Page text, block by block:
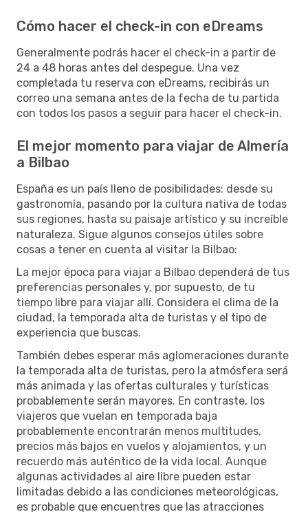
Cómo hacer el check-in con eDreams
Generalmente podrás hacer el check-in a partir de
24 a 48 horas antes del despegue. Una vez
completada tu reserva con eDreams, recibirás un
correo una semana antes de la fecha de tu partida
con todos los pasos a seguir para hacer el check-in.
El mejor momento para viajar de Almería
a Bilbao
España es un país lleno de posibilidades: desde su
gastronomía, pasando por la cultura nativa de todas
sus regiones, hasta su paisaje artístico y su increíble
naturaleza. Sigue algunos consejos útiles sobre
cosas a tener en cuenta al visitar la Bilbao:
La mejor época para viajar a Bilbao dependerá de tus
preferencias personales y, por supuesto, de tu
tiempo libre para viajar allí. Considera el clima de la
ciudad, la temporada alta de turistas y el tipo de
experiencia que buscas.
También debes esperar más aglomeraciones durante
la temporada alta de turistas, pero la atmósfera será
más animada y las ofertas culturales y turísticas
probablemente serán mayores. En contraste, los
viajeros que vuelan en temporada baja
probablemente encontrarán menos multitudes,
precios más bajos en vuelos y alojamientos, y un
recuerdo más auténtico de la vida local. Aunque
algunas actividades al aire libre pueden estar
limitadas debido a las condiciones meteorológicas,
es probable que encuentres que las atracciones